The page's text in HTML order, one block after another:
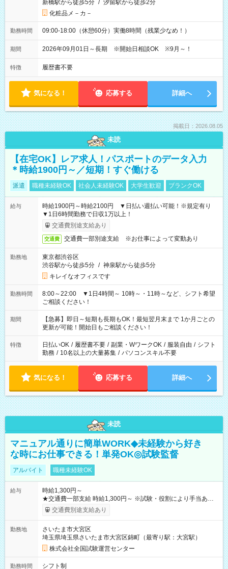
新橋駅から徒歩5分 / 汐留駅から徒歩2分
化粧品メ－カ－
勤務時間 09:00-18:00（休憩60分）実働8時間（残業少なめ！）
期間 2026年09月01日～長期 ※開始日相談OK ※9月～！
特徴 履歴書不要
気になる！ 応募する 詳細へ
掲載日：2026.08.05
未読
【在宅OK】レア求人！パスポートのデータ入力
＊時給1900円～／短期！すぐ働ける
派遣 職種未経験OK 社会人未経験OK 大学生歓迎 ブランクOK
給与
時給1900円～時給2100円 ▼日払い週払い可能！※規定有り
▼1日6時間勤務で日収1万以上！
交通費別途支給あり
交通費 交通費一部別途支給 ※お仕事によって変動あり
勤務地
東京都渋谷区
渋谷駅から徒歩5分 / 神泉駅から徒歩5分
キレイなオフィスです
勤務時間
8:00～22:00 ▼1日4時間～ 10時～・11時～など、シフト希望
ご相談ください！
期間
【急募】即日～短期も長期もOK！最短翌月末まで 1か月ごとの
更新が可能！開始日もご相談ください！
特徴 日払いOK / 履歴書不要 / 副業・WワークOK / 服装自由 / シフト
勤務 / 10名以上の大量募集 / パソコンスキル不要
気になる！ 応募する 詳細へ
未読
マニュアル通りに簡単WORK◆未経験から好き
な時にお仕事できる！単発OK◎試験監督
アルバイト 職種未経験OK
給与
時給1,300円～
★交通費一部支給 時給1,300円～ ※試験・役割により手当あり
※勤務回数により昇給あり 【即給（前払い）オプションあ
り！】 希望される場合、勤務から1週間ほどで給与の一部を受け
例】 ・河合塾模擬試験 8:30～17:30（休憩1時間） 時給1,300円
×8時間＝日収10,400円＋交通費 ※当日の役割により時給＋100
円の場合あり ・国家試験 7:00～13:30（休憩なし） 時給1,300
円（役割手当＋100円）×6時間＝日収8,400円＋交通費 【試用期
間】試用期間なし
交通費別途支給あり
勤務地
さいたま市大宮区
埼玉県埼玉県さいたま市大宮区錦町（最寄り駅：大宮駅）
株式会社全国試験運営センター
勤務時間
シフト制